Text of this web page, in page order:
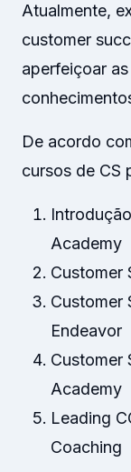
Atualmente,
customer
aperfeiçoar
De acordo
cursos de CS
Academy
Customer
Customer
Endeavor
Customer
Academy
Leading
Coaching